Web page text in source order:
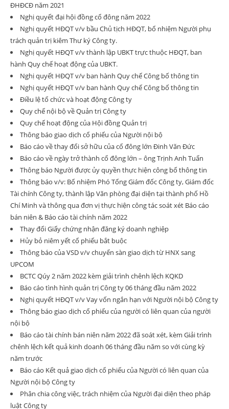
ĐHĐCĐ năm 2021
Nghị quyết đại hội đồng cổ đông năm 2022
Nghị quyết HĐQT v/v bầu Chủ tịch HĐQT, bổ nhiệm Người phụ
trách quản trị kiêm Thư ký Công ty.
Nghị quyết HĐQT v/v thành lập UBKT trực thuộc HĐQT, ban
hành Quy chế hoạt động của UBKT.
Nghị quyết HĐQT v/v ban hành Quy chế Công bố thông tin
Nghị quyết HĐQT v/v ban hành Quy chế Công bố thông tin
Điều lệ tổ chức và hoạt động Công ty
Quy chế nội bộ về Quản trị Công ty
Quy chế hoạt động của Hội đồng Quản trị
Thông báo giao dịch cổ phiếu của Người nội bộ
Báo cáo về thay đổi sở hữu của cổ đông lớn Đinh Văn Đức
Báo cáo về ngày trở thành cổ đông lớn – ông Trịnh Anh Tuấn
Thông báo Người được ủy quyền thực hiện công bố thông tin
Thông báo v/v: Bổ nhiệm Phó Tổng Giám đốc Công ty, Giám đốc
Tài chính Công ty, thành lập Văn phòng đại diện tại thành phố Hồ
Chí Minh và thông qua đơn vị thực hiện công tác soát xét Báo cáo
bán niên & Báo cáo tài chính năm 2022
Thay đổi Giấy chứng nhận đăng ký doanh nghiệp
Hủy bỏ niêm yết cổ phiếu bắt buộc
Thông báo của VSD v/v chuyển sàn giao dịch từ HNX sang
UPCOM
BCTC Qúy 2 năm 2022 kèm giải trình chênh lệch KQKD
Báo cáo tình hình quản trị Công ty 06 tháng đầu năm 2022
Nghị quyết HĐQT v/v Vay vốn ngắn hạn với Người nội bộ Công ty
Thông báo giao dịch cổ phiếu của người có liên quan của người
nội bộ
Báo cáo tài chính bán niên năm 2022 đã soát xét, kèm Giải trình
chênh lệch kết quả kinh doanh 06 tháng đầu năm so với cùng kỳ
năm trước
Báo cáo Kết quả giao dịch cổ phiếu của Người có liên quan của
Người nội bộ Công ty
Phân chia công việc, trách nhiệm của Người đại diện theo pháp
luật Công ty